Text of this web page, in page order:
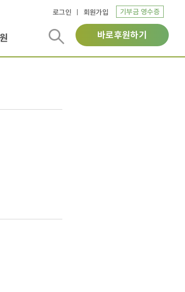
로그인 회원가입 기부금 영수증
바로후원하기